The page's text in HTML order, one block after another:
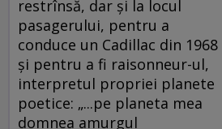
restrînsă, dar şi la locul
pasagerului, pentru a
conduce un Cadillac din 1968
şi pentru a fi raisonneur-ul,
interpretul propriei planete
poetice: „...pe planeta mea
domnea amurgul